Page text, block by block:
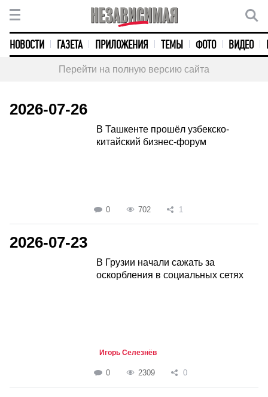
НОВОСТИ ГАЗЕТА ПРИЛОЖЕНИЯ ТЕМЫ ФОТО ВИДЕО
Перейти на полную версию сайта
2026-07-26
В Ташкенте прошёл узбекско-
китайский бизнес-форум
0 702 1
2026-07-23
В Грузии начали сажать за
оскорбления в социальных сетях
Игорь Селезнёв
0 2309 0